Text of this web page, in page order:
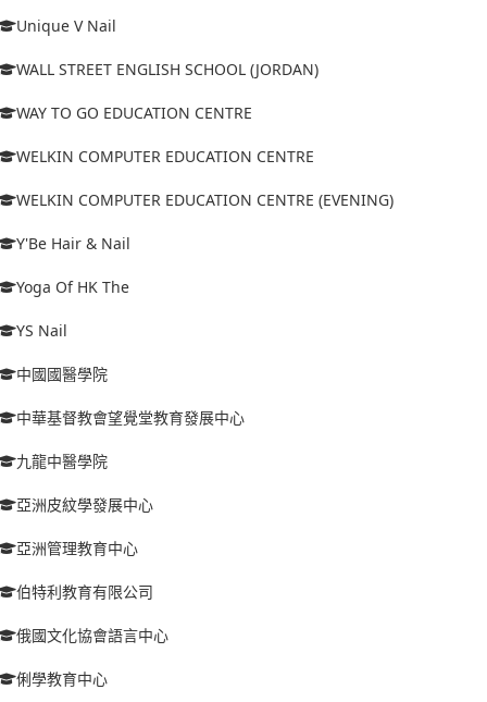
Unique V Nail
WALL STREET ENGLISH SCHOOL (JORDAN)
WAY TO GO EDUCATION CENTRE
WELKIN COMPUTER EDUCATION CENTRE
WELKIN COMPUTER EDUCATION CENTRE (EVENING)
Y'Be Hair & Nail
Yoga Of HK The
YS Nail
中國國醫學院
中華基督教會望覺堂教育發展中心
九龍中醫學院
亞洲皮紋學發展中心
亞洲管理教育中心
伯特利教育有限公司
俄國文化協會語言中心
俐學教育中心